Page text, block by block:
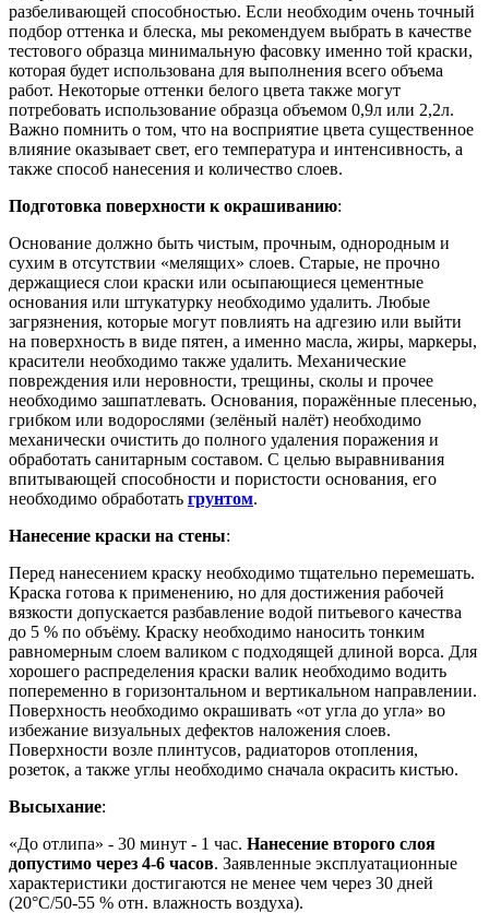
разбеливающей способностью. Если необходим очень точный
подбор оттенка и блеска, мы рекомендуем выбрать в качестве
тестового образца минимальную фасовку именно той краски,
которая будет использована для выполнения всего объема
работ. Некоторые оттенки белого цвета также могут
потребовать использование образца объемом 0,9л или 2,2л.
Важно помнить о том, что на восприятие цвета существенное
влияние оказывает свет, его температура и интенсивность, а
также способ нанесения и количество слоев.
Подготовка поверхности к окрашиванию:
Основание должно быть чистым, прочным, однородным и
сухим в отсутствии «мелящих» слоев. Старые, не прочно
держащиеся слои краски или осыпающиеся цементные
основания или штукатурку необходимо удалить. Любые
загрязнения, которые могут повлиять на адгезию или выйти
на поверхность в виде пятен, а именно масла, жиры, маркеры,
красители необходимо также удалить. Механические
повреждения или неровности, трещины, сколы и прочее
необходимо зашпатлевать. Основания, поражённые плесенью,
грибком или водорослями (зелёный налёт) необходимо
механически очистить до полного удаления поражения и
обработать санитарным составом. С целью выравнивания
впитывающей способности и пористости основания, его
необходимо обработать грунтом.
Нанесение краски на стены:
Перед нанесением краску необходимо тщательно перемешать.
Краска готова к применению, но для достижения рабочей
вязкости допускается разбавление водой питьевого качества
до 5 % по объёму. Краску необходимо наносить тонким
равномерным слоем валиком с подходящей длиной ворса. Для
хорошего распределения краски валик необходимо водить
попеременно в горизонтальном и вертикальном направлении.
Поверхность необходимо окрашивать «от угла до угла» во
избежание визуальных дефектов наложения слоев.
Поверхности возле плинтусов, радиаторов отопления,
розеток, а также углы необходимо сначала окрасить кистью.
Высыхание:
«До отлипа» - 30 минут - 1 час. Нанесение второго слоя
допустимо через 4-6 часов. Заявленные эксплуатационные
характеристики достигаются не менее чем через 30 дней
(20°C/50-55 % отн. влажность воздуха).